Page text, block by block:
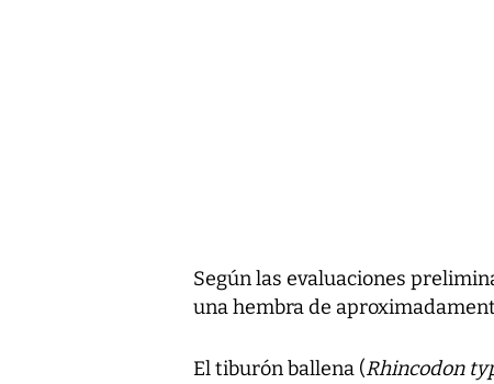
Según las evaluaciones
una hembra de
El tiburón ballena (Rhincodon